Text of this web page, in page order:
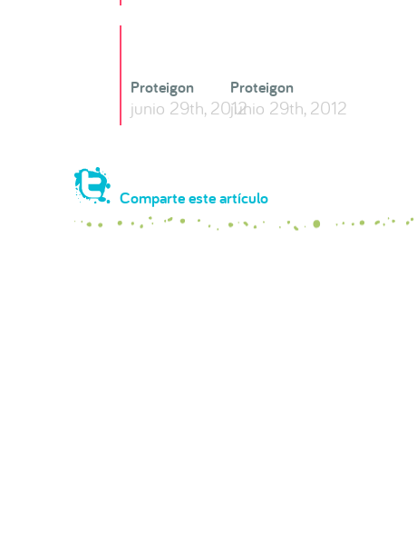
Proteigon
junio 29th, 2012
Proteigon
junio 29th, 2012
Comparte este artículo